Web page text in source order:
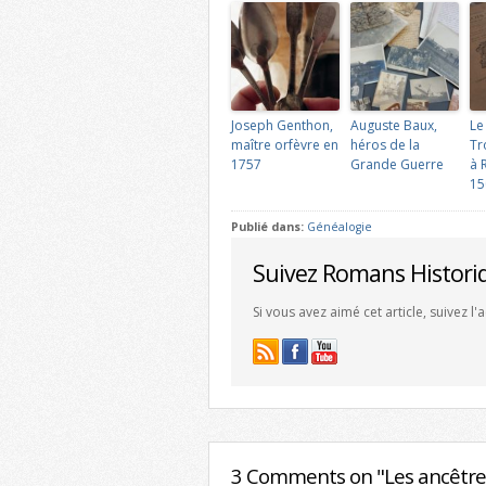
Joseph Genthon,
maître orfèvre en
1757
Auguste Baux,
héros de la
Grande Guerre
à
Publié dans: Généalogie
Suivez Romans
Si vous avez aimé cet article, suivez
3 Comments on "Les